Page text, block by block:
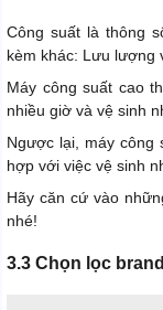
Công suất là thông
kèm khác: Lưu lượng
Máy công suất cao
nhiều giờ và vệ sinh
Ngược lại, máy công
hợp với việc vệ sinh
Hãy căn cứ vào
nhé!
3.3 Chọn lọc